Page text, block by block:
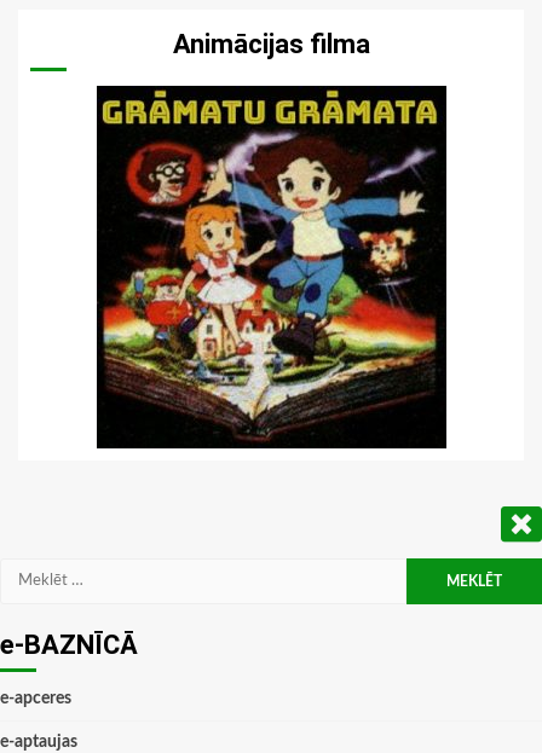
Animācijas filma
Meklēt:
e-BAZNĪCĀ
e-apceres
e-aptaujas